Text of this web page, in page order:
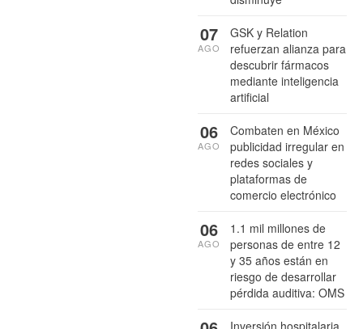
GSK y Relation
refuerzan alianza para
descubrir fármacos
mediante inteligencia
artificial
07
AGO
Combaten en México
publicidad irregular en
redes sociales y
plataformas de
comercio electrónico
06
AGO
1.1 mil millones de
personas de entre 12
y 35 años están en
riesgo de desarrollar
pérdida auditiva: OMS
06
AGO